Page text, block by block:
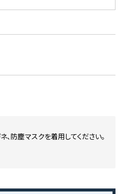
防塵マスクを着用してください。